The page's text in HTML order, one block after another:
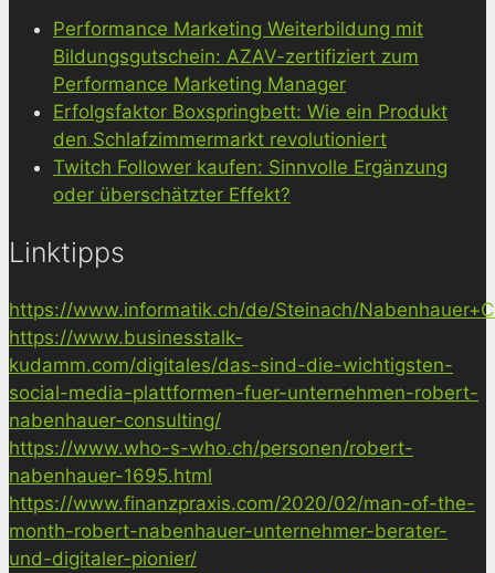
Performance Marketing Weiterbildung mit
Bildungsgutschein: AZAV-zertifiziert zum
Performance Marketing Manager
Erfolgsfaktor Boxspringbett: Wie ein Produkt
den Schlafzimmermarkt revolutioniert
Twitch Follower kaufen: Sinnvolle Ergänzung
oder überschätzter Effekt?
Linktipps
https://www.informatik.ch/de/Steinach/
https://www.businesstalk-
kudamm.com/digitales/das-sind-die-wichtigsten-
social-media-plattformen-fuer-unternehmen-robert-
nabenhauer-consulting/
https://www.who-s-who.ch/personen/robert-
nabenhauer-1695.html
https://www.finanzpraxis.com/2020/02/man-of-the-
month-robert-nabenhauer-unternehmer-berater-
und-digitaler-pionier/